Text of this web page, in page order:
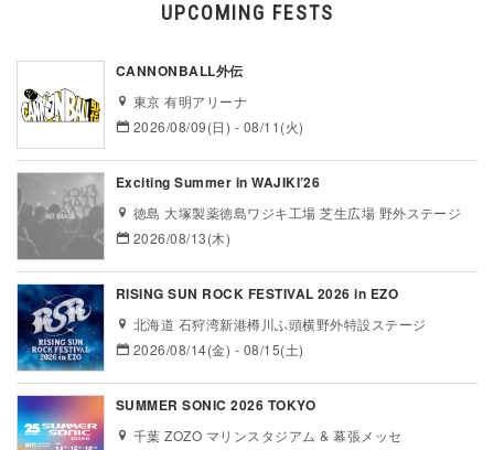
UPCOMING FESTS
CANNONBALL外伝
東京 有明アリーナ
2026/08/09(日) - 08/11(火)
Exciting Summer in WAJIKI’26
徳島 大塚製薬徳島ワジキ工場 芝生広場 野外ステージ
2026/08/13(木)
RISING SUN ROCK FESTIVAL 2026 in EZO
北海道 石狩湾新港樽川ふ頭横野外特設ステージ
2026/08/14(金) - 08/15(土)
SUMMER SONIC 2026 TOKYO
千葉 ZOZO マリンスタジアム & 幕張メッセ